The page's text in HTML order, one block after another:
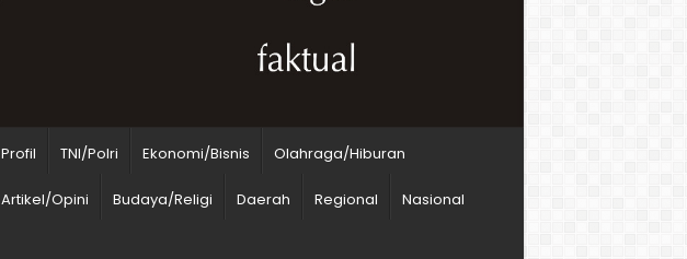
Profil TNI/Polri Ekonomi/Bisnis Olahraga/Hiburan
Artikel/Opini Budaya/Religi Daerah Regional Nasional